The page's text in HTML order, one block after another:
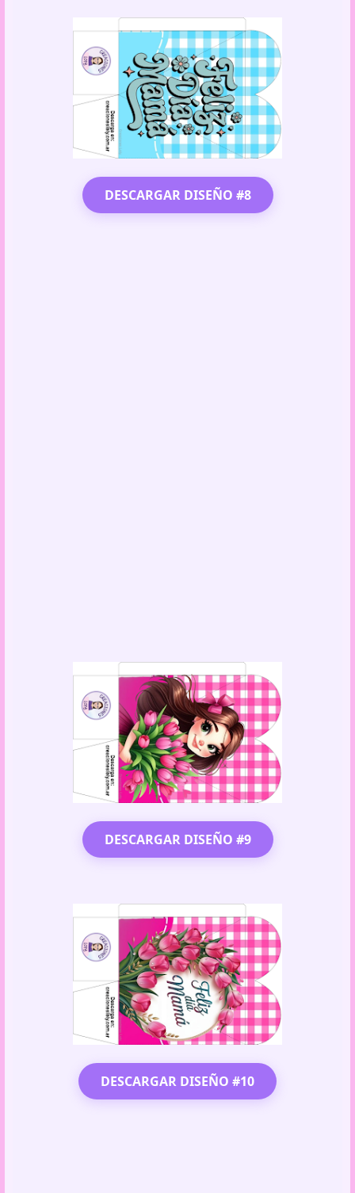
DESCARGAR DISEÑO #8
DESCARGAR DISEÑO #9
DESCARGAR DISEÑO #10